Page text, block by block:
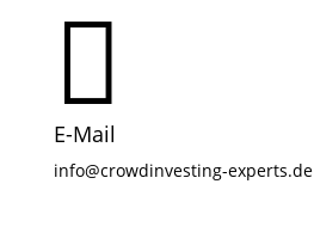

E-Mail
info@crowdinvesting-experts.de